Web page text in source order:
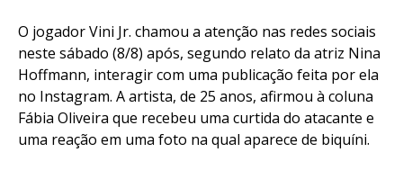
O jogador Vini Jr. chamou a atenção nas redes sociais
neste sábado (8/8) após, segundo relato da atriz Nina
Hoffmann, interagir com uma publicação feita por ela
no Instagram. A artista, de 25 anos, afirmou à coluna
Fábia Oliveira que recebeu uma curtida do atacante e
uma reação em uma foto na qual aparece de biquíni.